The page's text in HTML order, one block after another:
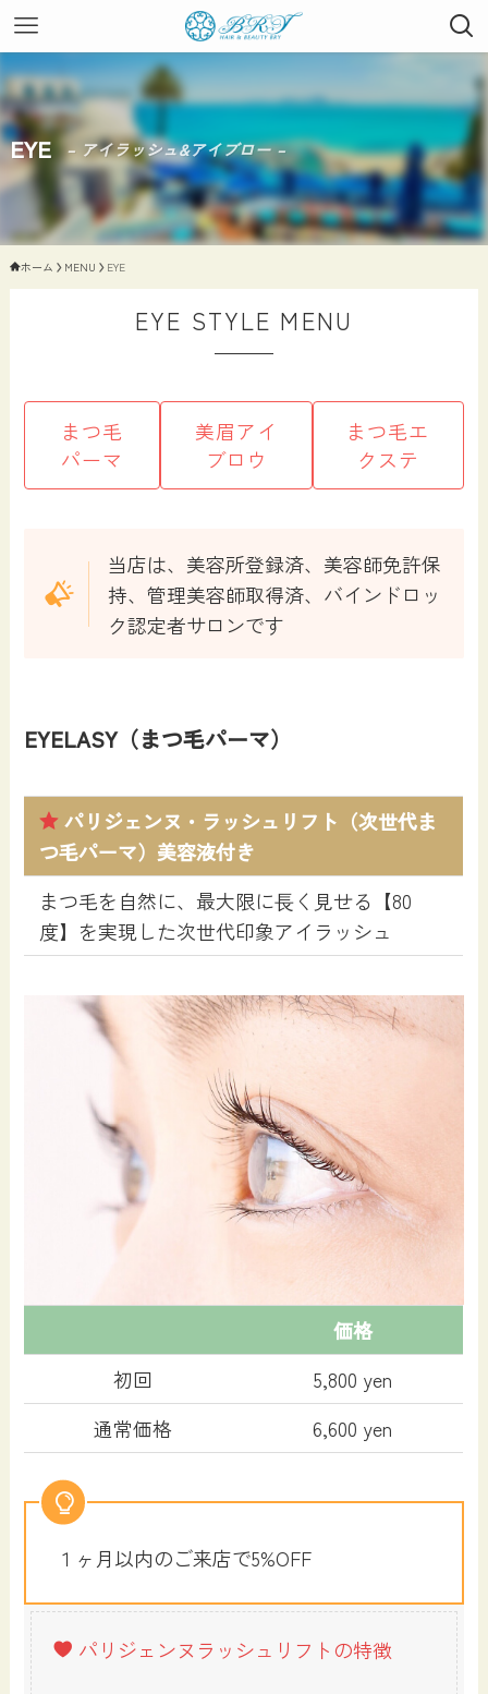
EYE – アイラッシュ&アイブロー –
ホーム MENU EYE
EYE STYLE MENU
まつ毛
パーマ
美眉アイ
ブロウ
まつ毛エ
クステ
当店は、美容所登録済、美容師免許保
持、管理美容師取得済、バインドロッ
ク認定者サロンです
EYELASY（まつ毛パーマ）
パリジェンヌ・ラッシュリフト （次世代ま
つ毛パーマ）美容液付き
まつ毛を自然に、最大限に⾧く見せる【80
度】を実現した次世代印象アイラッシュ
価格
初回
5,800 yen
通常価格
6,600 yen
１ヶ月以内のご来店で5%OFF
パリジェンヌラッシュリフトの特徴